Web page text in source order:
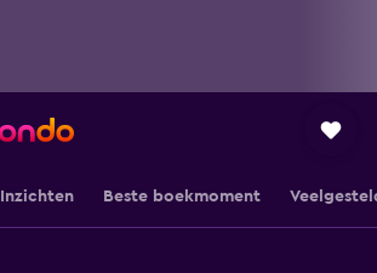
Inzichten Beste boekmoment